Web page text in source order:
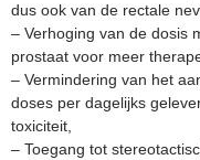
dus ook van de rectale
– Verhoging van de dosis
prostaat voor meer
– Vermindering van het
doses per dagelijks
toxiciteit,
– Toegang tot